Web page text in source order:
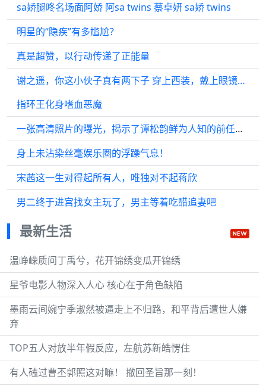
sa娇腿咚名场面阿娇 阿sa twins 蔡卓妍 sa娇 twins
明星的“隐疾”有多尴尬？
真是超赞，以行动传递了正能量
谢之遥，你这小伙子真有两下子 穿上西装，戴上眼镜…
指环王化身嗜血恶魔
一张高清照片的曝光，揭示了谭松韵鲜为人知的前任，原来她曾对他深情十年
身上未沾染丝毫娱乐圈的浮躁气息！
宋茜这一生对得起所有人，唯独对不起蒋欣
男二终于进宫找女主玩了，男主等着吃醋追妻吧
最新生活
温峥嵘质问丁禹兮，花开锦绣变瓜开锦绣
星爷电影人物深入人心 核心在于角色缺陷
墨雨云间婉宁季淑然被逼走上不归路，和平背后遭世人嫌
弃
TOP五人对放半年假反应，左航苏新皓愣住
有人磕过曹丕郭照这对嘛！ 撤回圣旨那一刻！